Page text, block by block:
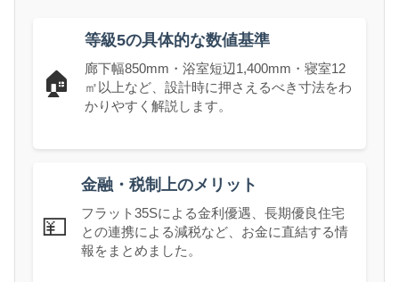
🏠
等級5の具体的な数値基準
廊下幅850mm・浴室短辺1,400mm・寝室12
㎡以上など、設計時に押さえるべき寸法をわ
かりやすく解説します。
💴
金融・税制上のメリット
フラット35Sによる金利優遇、長期優良住宅
との連携による減税など、お金に直結する情
報をまとめました。